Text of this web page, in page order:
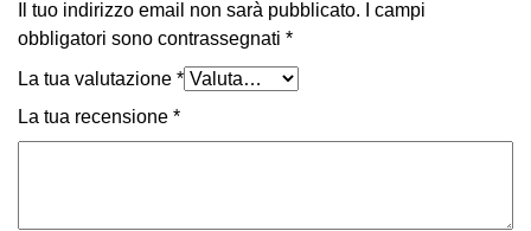
Il tuo indirizzo email non sarà pubblicato.
I campi
obbligatori sono contrassegnati *
La tua valutazione *
La tua recensione *